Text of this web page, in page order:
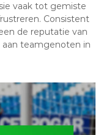
vaak tot gemiste
Consistent
de reputatie van
teamgenoten in